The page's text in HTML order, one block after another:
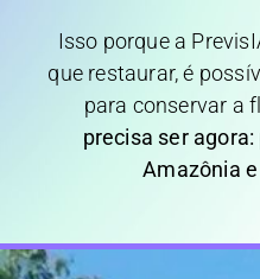
Isso porque a
que restaurar, é
para conservar a
precisa ser
Amazônia